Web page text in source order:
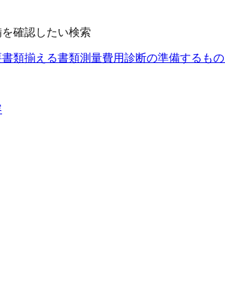
確認したい検索
類揃える書類測量費用診断の準備するもの